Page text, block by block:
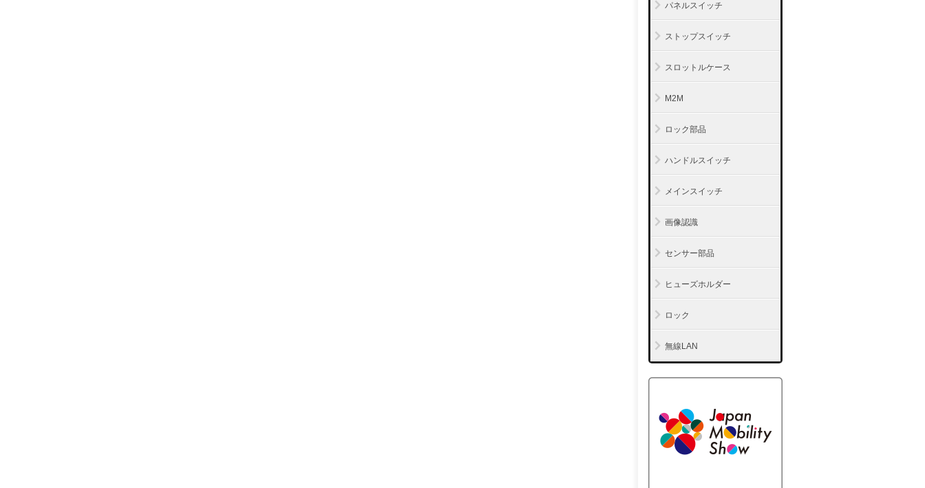
パネルスイッチ
ストップスイッチ
スロットルケース
M2M
ロック部品
ハンドルスイッチ
メインスイッチ
画像認識
センサー部品
ヒューズホルダー
ロック
無線LAN